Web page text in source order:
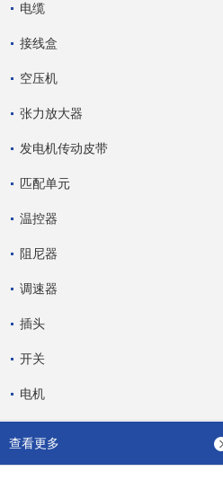
电缆
接线盒
空压机
张力放大器
发电机传动皮带
匹配单元
温控器
阻尼器
调速器
插头
开关
电机
查看更多